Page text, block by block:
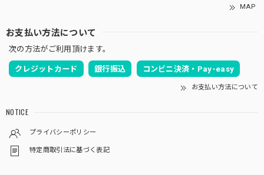
MAP
お支払い方法について
次の方法がご利用頂けます。
クレジットカード 銀行振込 コンビニ決済・Pay-easy
お支払い方法について
NOTICE
プライバシーポリシー
特定商取引法に基づく表記